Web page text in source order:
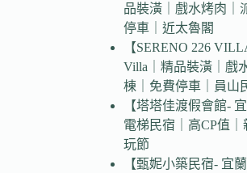
品裝潢｜戲水烤肉｜
停車｜近太魯閣
【SERENO 226
Villa｜精品裝潢｜戲
棟｜免費停車｜員山
【塔塔佳渡假會館-
電梯民宿｜高CP值
玩節
【甄妮小築民宿- 宜